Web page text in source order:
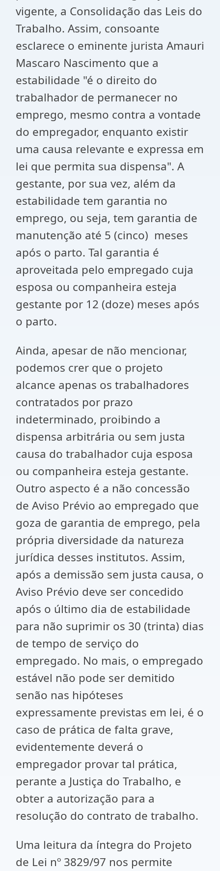
vigente, a Consolidação das Leis do
Trabalho. Assim, consoante
esclarece o eminente jurista Amauri
Mascaro Nascimento que a
estabilidade "é o direito do
trabalhador de permanecer no
emprego, mesmo contra a vontade
do empregador, enquanto existir
uma causa relevante e expressa em
lei que permita sua dispensa". A
gestante, por sua vez, além da
estabilidade tem garantia no
emprego, ou seja, tem garantia de
manutenção até 5 (cinco) meses
após o parto. Tal garantia é
aproveitada pelo empregado cuja
esposa ou companheira esteja
gestante por 12 (doze) meses após
o parto.
Ainda, apesar de não mencionar,
podemos crer que o projeto
alcance apenas os trabalhadores
contratados por prazo
indeterminado, proibindo a
dispensa arbitrária ou sem justa
causa do trabalhador cuja esposa
ou companheira esteja gestante.
Outro aspecto é a não concessão
de Aviso Prévio ao empregado que
goza de garantia de emprego, pela
própria diversidade da natureza
jurídica desses institutos. Assim,
após a demissão sem justa causa, o
Aviso Prévio deve ser concedido
após o último dia de estabilidade
para não suprimir os 30 (trinta) dias
de tempo de serviço do
empregado. No mais, o empregado
estável não pode ser demitido
senão nas hipóteses
expressamente previstas em lei, é o
caso de prática de falta grave,
evidentemente deverá o
empregador provar tal prática,
perante a Justiça do Trabalho, e
obter a autorização para a
resolução do contrato de trabalho.
Uma leitura da íntegra do Projeto
de Lei nº 3829/97 nos permite